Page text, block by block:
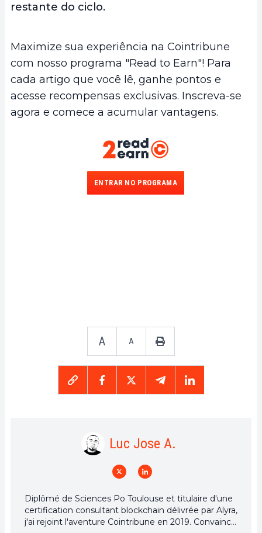
restante do ciclo.
Maximize sua experiência na Cointribune
com nosso programa "Read to Earn"! Para
cada artigo que você lê, ganhe pontos e
acesse recompensas exclusivas. Inscreva-se
agora e comece a acumular vantagens.
ENTRAR NO PROGRAMA
A A
Luc Jose A.
Diplômé de Sciences Po Toulouse et titulaire d'une
certification consultant blockchain délivrée par Alyra,
j'ai rejoint l'aventure Cointribune en 2019. Convaincu